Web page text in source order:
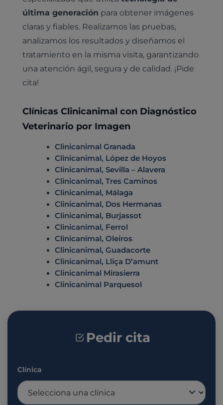
Todos los servicios
Medicina felina
Animales Exóticos
Todas las especialidades
última generación para obtener imágenes
claras y fiables. Realizamos las pruebas,
analizamos los resultados y diseñamos el
tratamiento en la misma visita, garantizando
una atención ágil, segura y de calidad. ¡Pide
cita!
Clínicas Clinicanimal con Diagnóstico
Veterinario por Imagen
Clinicanimal Granada
Clinicanimal, López de Hoyos
Clinicanimal, Sevilla – Alavera
Clinicanimal, Tres Caminos
Clinicanimal, Málaga
Clinicanimal, Dos Hermanas
Clinicanimal, Burjassot
Clinicanimal, Ferrol
Clinicanimal, Oleiros
Clinicanimal, Guadacorte
Clinicanimal, Lliça D’amunt
Clinicanimal Mirasierra
Clinicanimal Parquesol
Pedir cita
Clínica